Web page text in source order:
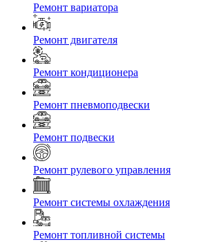
Ремонт вариатора
Ремонт двигателя
Ремонт кондиционера
Ремонт пневмоподвески
Ремонт подвески
Ремонт рулевого управления
Ремонт системы охлаждения
Ремонт топливной системы